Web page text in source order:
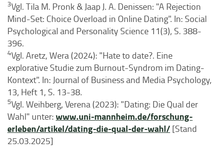
3Vgl. Tila M. Pronk & Jaap J. A. Denissen: "A Rejection
Mind-Set: Choice Overload in Online Dating". In: Social
Psychological and Personality Science 11(3), S. 388-
396.
4Vgl. Aretz, Wera (2024): "Hate to date?. Eine
explorative Studie zum Burnout-Syndrom im Dating-
Kontext". In: Journal of Business and Media Psychology,
13, Heft 1, S. 13-38.
5Vgl. Weihberg, Verena (2023): "Dating: Die Qual der
Wahl" unter: www.uni-mannheim.de/forschung-
erleben/artikel/dating-die-qual-der-wahl/ [Stand
25.03.2025]